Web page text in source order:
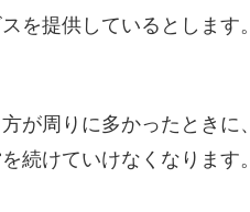
を提供しているとします。
が周りに多かったときに、
続けていけなくなります。